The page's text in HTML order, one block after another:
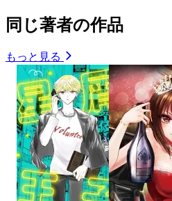
同じ著者の作品
もっと見る